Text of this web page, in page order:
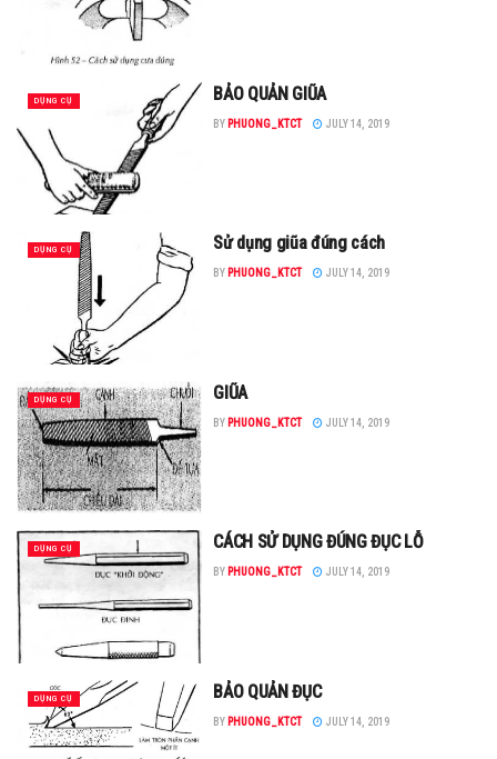
DỤNG CỤ BẢO QUẢN GIŨA
BY PHUONG_KTCT JULY 14, 2019
DỤNG CỤ Sử dụng giũa đúng cách
BY PHUONG_KTCT JULY 14, 2019
DỤNG CỤ GIŨA
BY PHUONG_KTCT JULY 14, 2019
DỤNG CỤ CÁCH SỬ DỤNG ĐÚNG ĐỤC LỖ
BY PHUONG_KTCT JULY 14, 2019
DỤNG CỤ BẢO QUẢN ĐỤC
BY PHUONG_KTCT JULY 14, 2019